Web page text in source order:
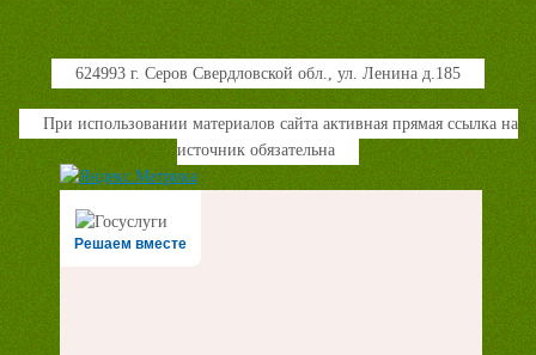
624993 г. Серов Свердловской обл., ул. Ленина д.185
При использовании материалов сайта активная прямая ссылка на
источник обязательна
Решаем вместе